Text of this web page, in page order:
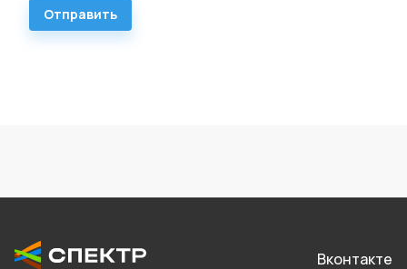
Отправить
Вконтакте